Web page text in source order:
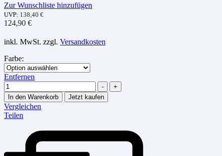
Zur Wunschliste hinzufügen
UVP: 138,40 €
124,90 €
inkl. MwSt. zzgl. Versandkosten
Farbe:
Entfernen
Menge
-
+
In den Warenkorb
Jetzt kaufen
Vergleichen
Teilen